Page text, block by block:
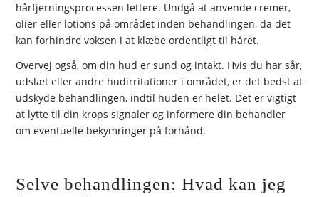
hårfjerningsprocessen lettere. Undgå at anvende cremer,
olier eller lotions på området inden behandlingen, da det
kan forhindre voksen i at klæbe ordentligt til håret.
Overvej også, om din hud er sund og intakt. Hvis du har sår,
udslæt eller andre hudirritationer i området, er det bedst at
udskyde behandlingen, indtil huden er helet. Det er vigtigt
at lytte til din krops signaler og informere din behandler
om eventuelle bekymringer på forhånd.
Selve behandlingen: Hvad kan jeg